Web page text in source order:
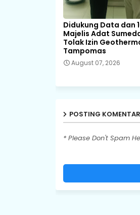
Didukung Data dan
Majelis Adat
Tolak Izin
Tampomas
August 07, 2026
POSTING KOMENTAR
* Please Don't Spam